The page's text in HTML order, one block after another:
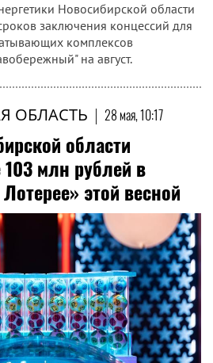
Новосибирской области
заключения концессий для
комплексов
на август.
ОБЛАСТЬ | 28 мая, 10:17
области
млн рублей в
этой весной